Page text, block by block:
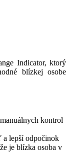
Indicator, ktorý
blízkej osobe
kontrol
a lepší odpočinok
je blízka osoba v